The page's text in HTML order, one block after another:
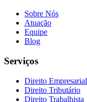
Sobre Nós
Atuação
Equipe
Blog
Serviços
Direito Empresarial
Direito Tributário
Direito Trabalhista